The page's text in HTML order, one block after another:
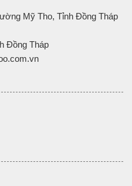
Mỹ Tho, Tỉnh Đồng Tháp
Đồng Tháp